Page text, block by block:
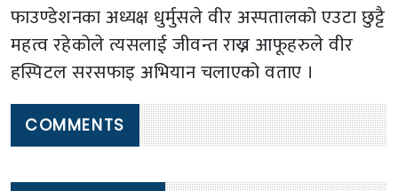
फाउण्डेशनका अध्यक्ष धुर्मुसले वीर अस्पतालको एउटा छुट्टै
महत्व रहेकोले त्यसलाई जीवन्त राख्न आफूहरुले वीर
हस्पिटल सरसफाइ अभियान चलाएको वताए ।
COMMENTS